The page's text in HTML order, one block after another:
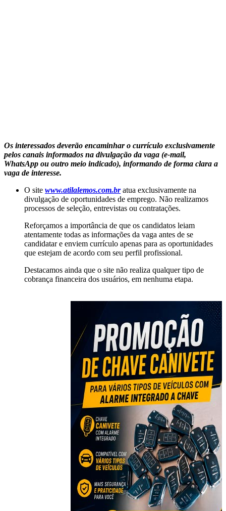
Os interessados deverão encaminhar o currículo exclusivamente
pelos canais informados na divulgação da vaga (e-mail,
WhatsApp ou outro meio indicado), informando de forma clara a
vaga de interesse.
O site www.atilalemos.com.bratua exclusivamente na
divulgação de oportunidades de emprego. Não realizamos
processos de seleção, entrevistas ou contratações.
Reforçamos a importância de que os candidatos leiam
atentamente todas as informações da vaga antes de se
candidatar e enviem currículo apenas para as oportunidades
que estejam de acordo com seu perfil profissional.
Destacamos ainda que o site não realiza qualquer tipo de
cobrança financeira dos usuários, em nenhuma etapa.